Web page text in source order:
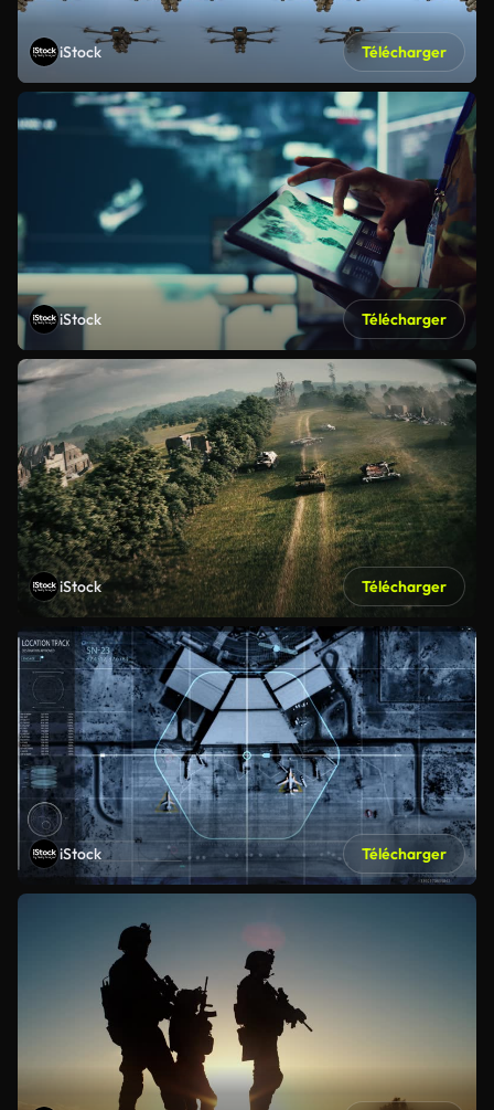
iStock Télécharger
iStock Télécharger
iStock Télécharger
iStock Télécharger